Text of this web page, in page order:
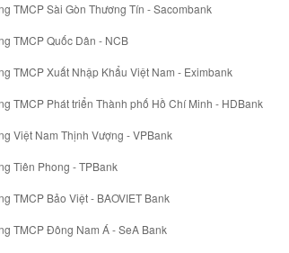
TMCP Sài Gòn Thương Tín - Sacombank
TMCP Quốc Dân - NCB
TMCP Xuất Nhập Khẩu Việt Nam - Eximbank
TMCP Phát triển Thành phố Hồ Chí Minh - HDBank
Việt Nam Thịnh Vượng - VPBank
Tiên Phong - TPBank
TMCP Bảo Việt - BAOVIET Bank
TMCP Đông Nam Á - SeA Bank